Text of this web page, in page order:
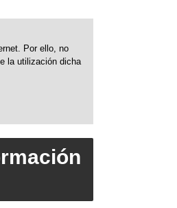
Por ello, no
la utilización dicha